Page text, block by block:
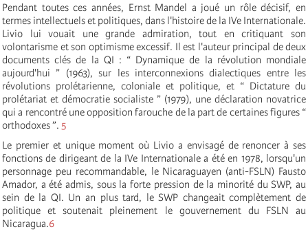
Pendant toutes ces années, Ernst Mandel a joué un rôle décisif, en
termes intellectuels et politiques, dans l'histoire de la IVe Internationale.
Livio lui vouait une grande admiration, tout en critiquant son
volontarisme et son optimisme excessif. Il est l'auteur principal de deux
documents clés de la QI : “ Dynamique de la révolution mondiale
aujourd'hui ” (1963), sur les interconnexions dialectiques entre les
révolutions prolétarienne, coloniale et politique, et “ Dictature du
prolétariat et démocratie socialiste ” (1979), une déclaration novatrice
qui a rencontré une opposition farouche de la part de certaines figures “
orthodoxes ”. 5
Le premier et unique moment où Livio a envisagé de renoncer à ses
fonctions de dirigeant de la IVe Internationalea été en 1978, lorsqu'un
personnage peu recommandable, le Nicaraguayen (anti-FSLN) Fausto
Amador, a été admis, sous la forte pression de la minorité du SWP, au
sein de la QI. Un an plus tard, le SWP changeait complètement de
politique et soutenait pleinement le gouvernement du FSLN au
Nicaragua.6